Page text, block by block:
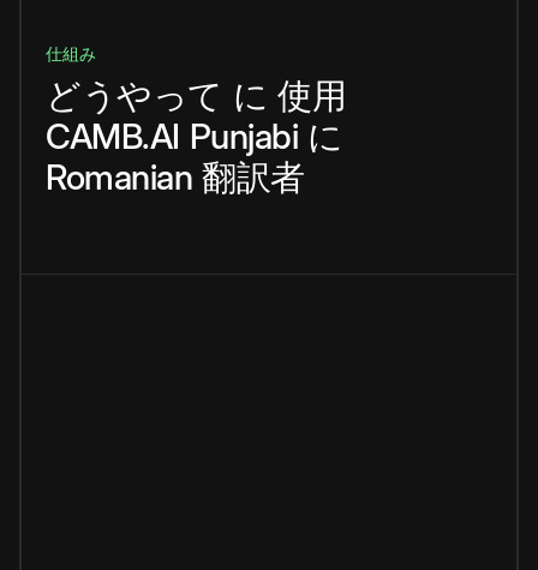
仕組み
どうやって に 使用
CAMB.AI Punjabi に
Romanian 翻訳者